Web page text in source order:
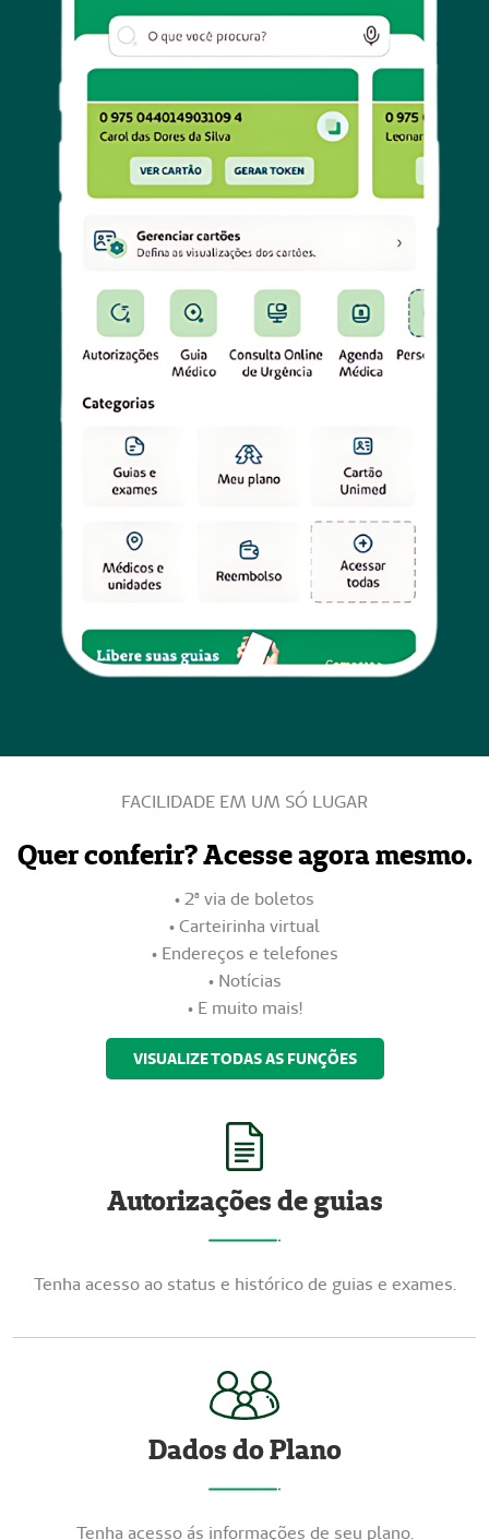
FACILIDADE EM UM SÓ LUGAR
Quer conferir? Acesse agora mesmo.
• 2ª via de boletos
• Carteirinha virtual
• Endereços e telefones
• Notícias
• E muito mais!
VISUALIZE TODAS AS FUNÇÕES
Autorizações de guias
Tenha acesso ao status e histórico de guias e exames.
Dados do Plano
Tenha acesso ás informações de seu plano.